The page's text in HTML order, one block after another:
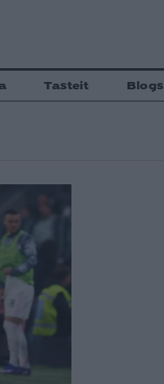
Tasteit Blogs